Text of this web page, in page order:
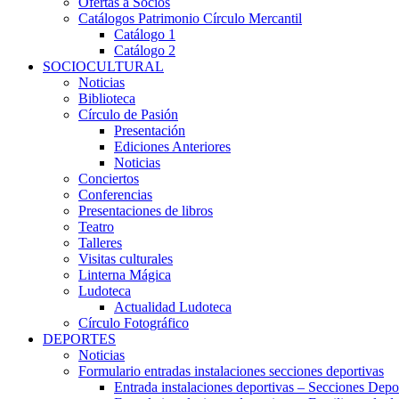
Catálogos Patrimonio Círculo Mercantil
Catálogo 1
Catálogo 2
SOCIOCULTURAL
Noticias
Biblioteca
Círculo de Pasión
Presentación
Ediciones Anteriores
Noticias
Conciertos
Conferencias
Presentaciones de libros
Teatro
Talleres
Visitas culturales
Linterna Mágica
Ludoteca
Actualidad Ludoteca
Círculo Fotográfico
DEPORTES
Noticias
Formulario entradas instalaciones secciones deportivas
Entrada instalaciones deportivas – Secciones